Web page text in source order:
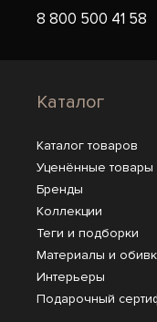
8 800 500 41 58
Каталог
Каталог товаров
Уценённые товары
Бренды
Коллекции
Теги и подборки
Материалы и
Интерьеры
Подарочный